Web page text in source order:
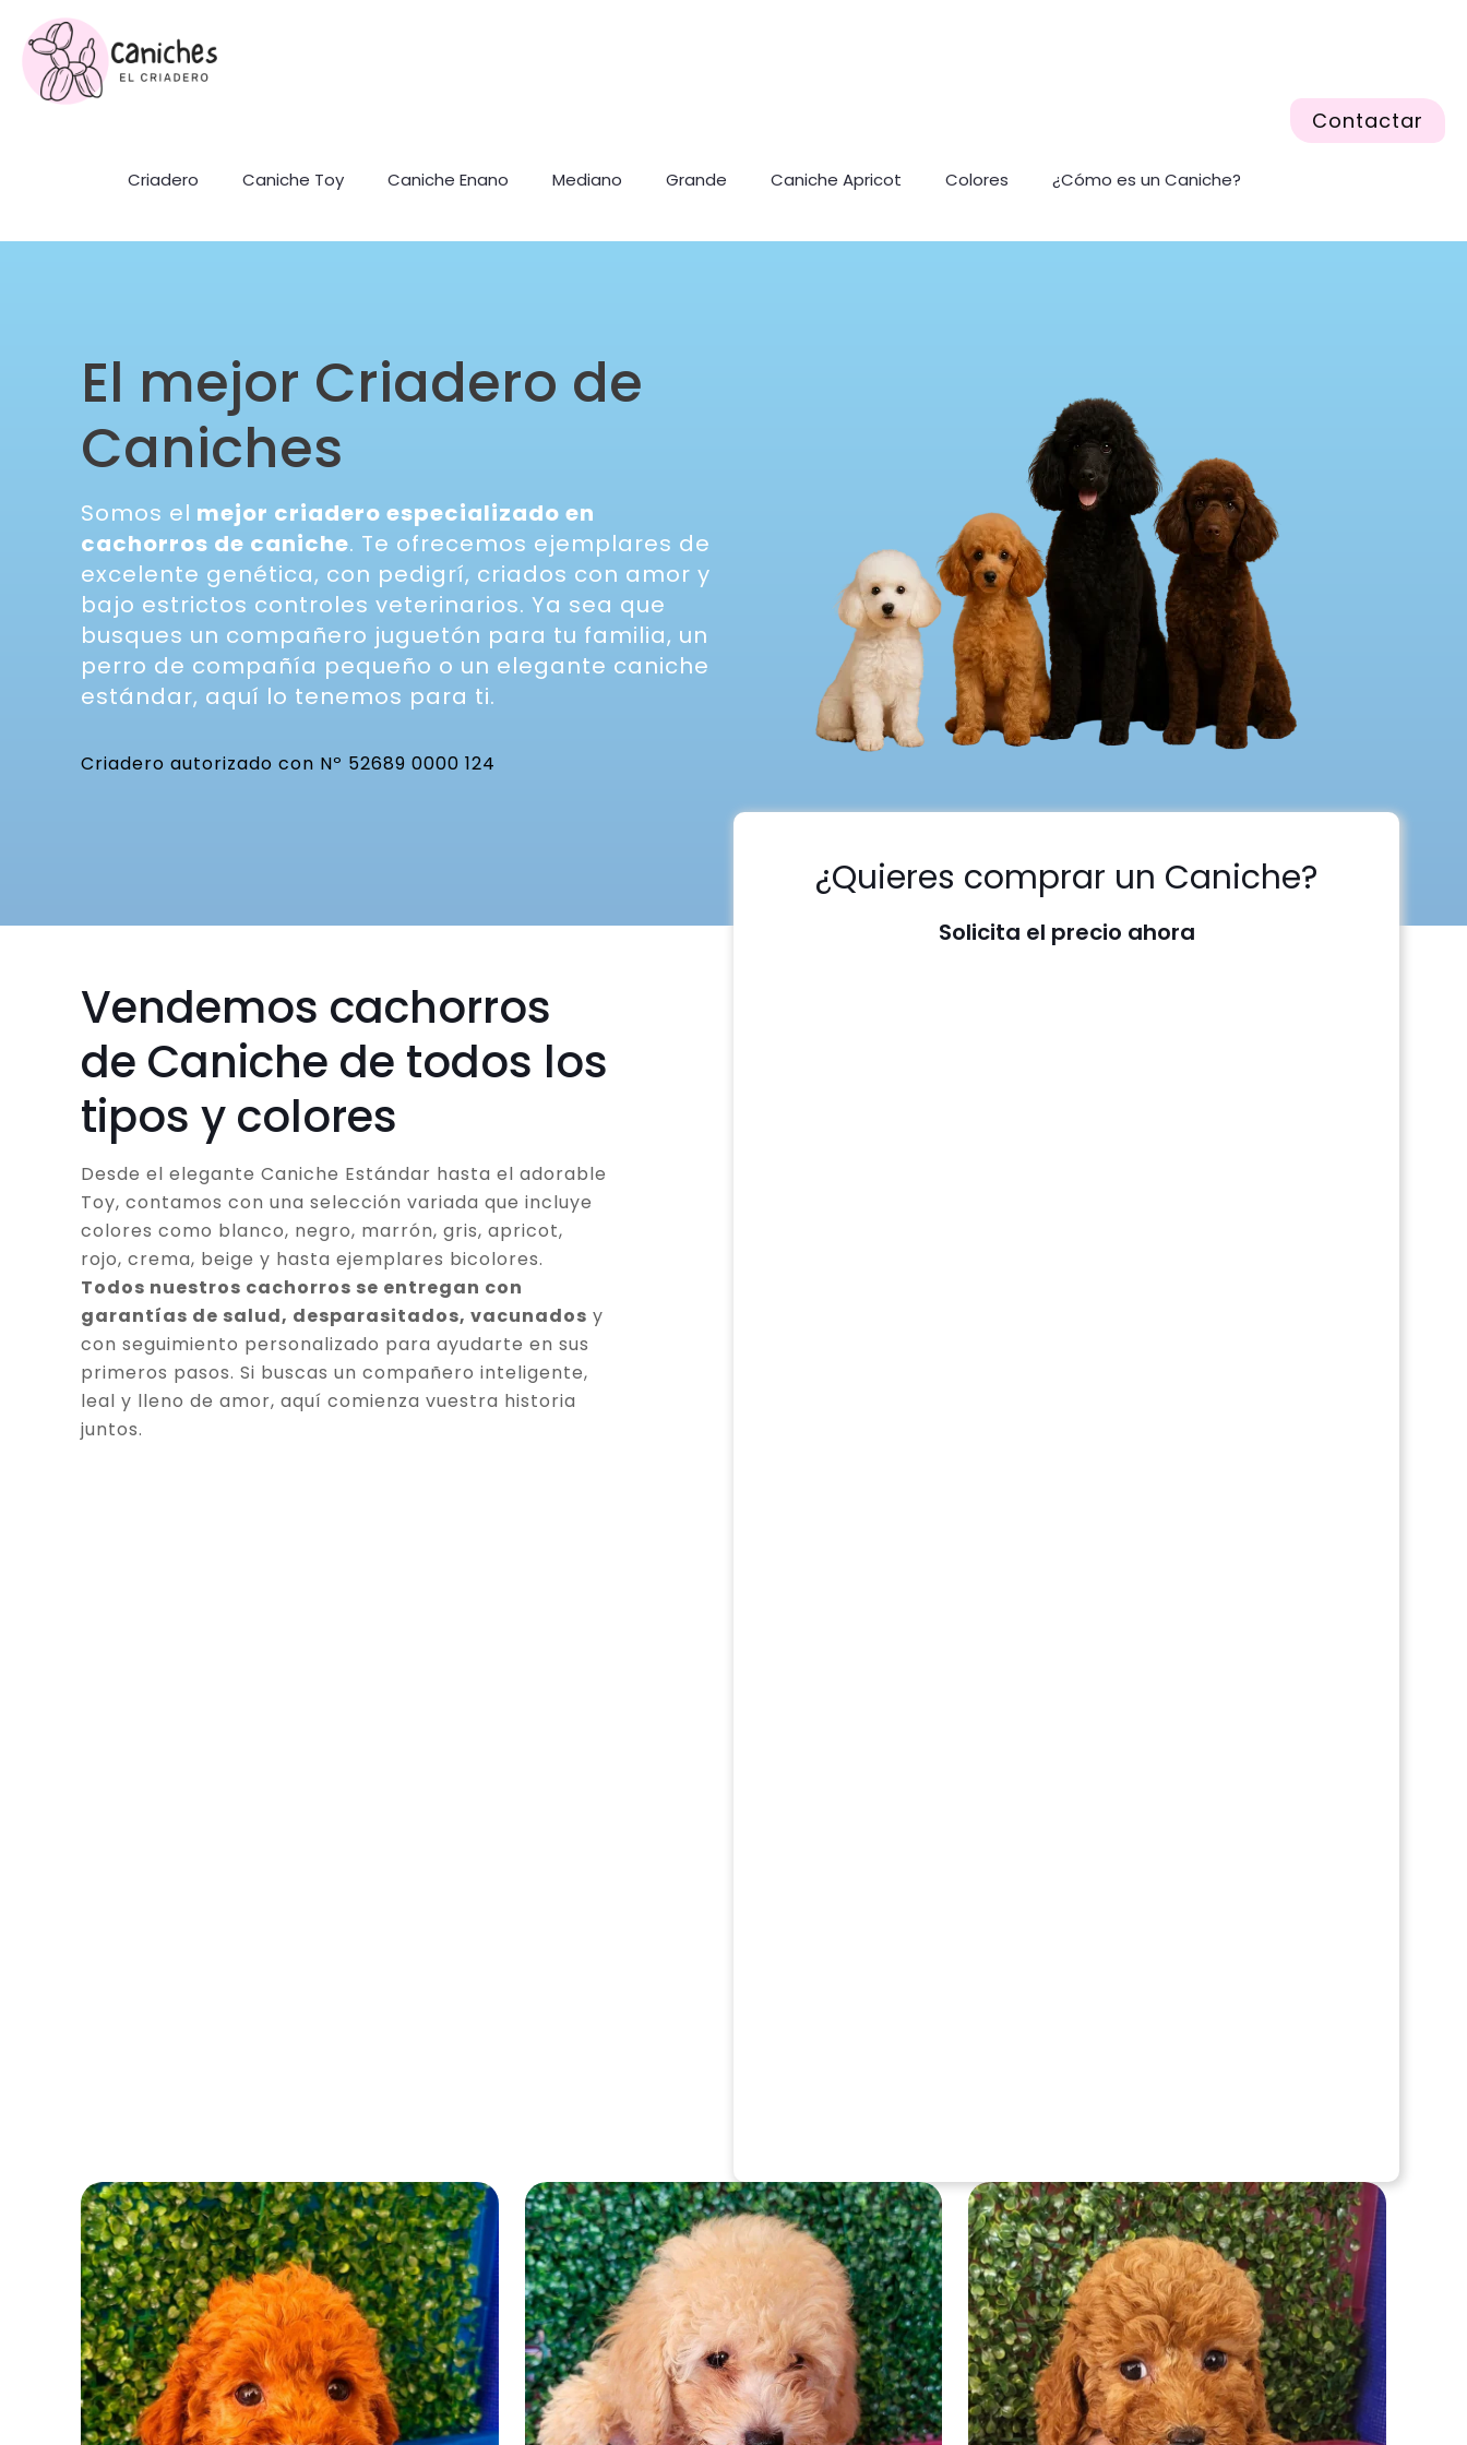
Criadero Caniche Toy Caniche Enano Mediano Grande Caniche Apricot Colores ¿Cómo es un Caniche?
Contactar
El mejor Criadero de
Caniches
Somos el mejor criadero especializado en
cachorros de caniche. Te ofrecemos ejemplares de
excelente genética, con pedigrí, criados con amor y
bajo estrictos controles veterinarios. Ya sea que
busques un compañero juguetón para tu familia, un
perro de compañía pequeño o un elegante caniche
estándar, aquí lo tenemos para ti.
Criadero autorizado con Nº 52689 0000 124
Vendemos cachorros
de Caniche de todos los
tipos y colores
Desde el elegante Caniche Estándar hasta el adorable
Toy, contamos con una selección variada que incluye
colores como blanco, negro, marrón, gris, apricot,
rojo, crema, beige y hasta ejemplares bicolores.
Todos nuestros cachorros se entregan con
garantías de salud, desparasitados, vacunados y
con seguimiento personalizado para ayudarte en sus
primeros pasos. Si buscas un compañero inteligente,
leal y lleno de amor, aquí comienza vuestra historia
juntos.
¿Quieres comprar un Caniche?
Solicita el precio ahora